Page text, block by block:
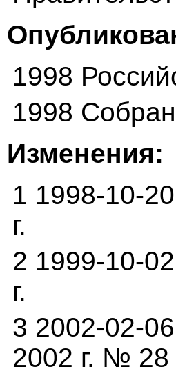
1998
1998
Изменения:
1 1998-10-
г.
2 1999-10-
г.
3 2002-02-
2002 г. № 28